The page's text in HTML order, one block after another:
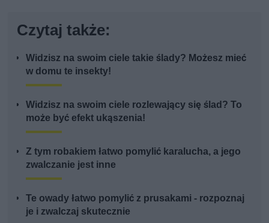
Czytaj także:
Widzisz na swoim ciele takie ślady? Możesz mieć
w domu te insekty!
Widzisz na swoim ciele rozlewający się ślad? To
może być efekt ukąszenia!
Z tym robakiem łatwo pomylić karalucha, a jego
zwalczanie jest inne
Te owady łatwo pomylić z prusakami - rozpoznaj
je i zwalczaj skutecznie